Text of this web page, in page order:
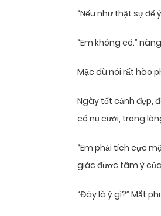
“Nếu như thật sự để
“Em không có.”
Mặc dù nói rất hào
Ngày tốt cảnh đẹp,
có nụ cười, trong
“Em phải tích cực
giác được tâm ý
“Đây là ý gì?” Mắt